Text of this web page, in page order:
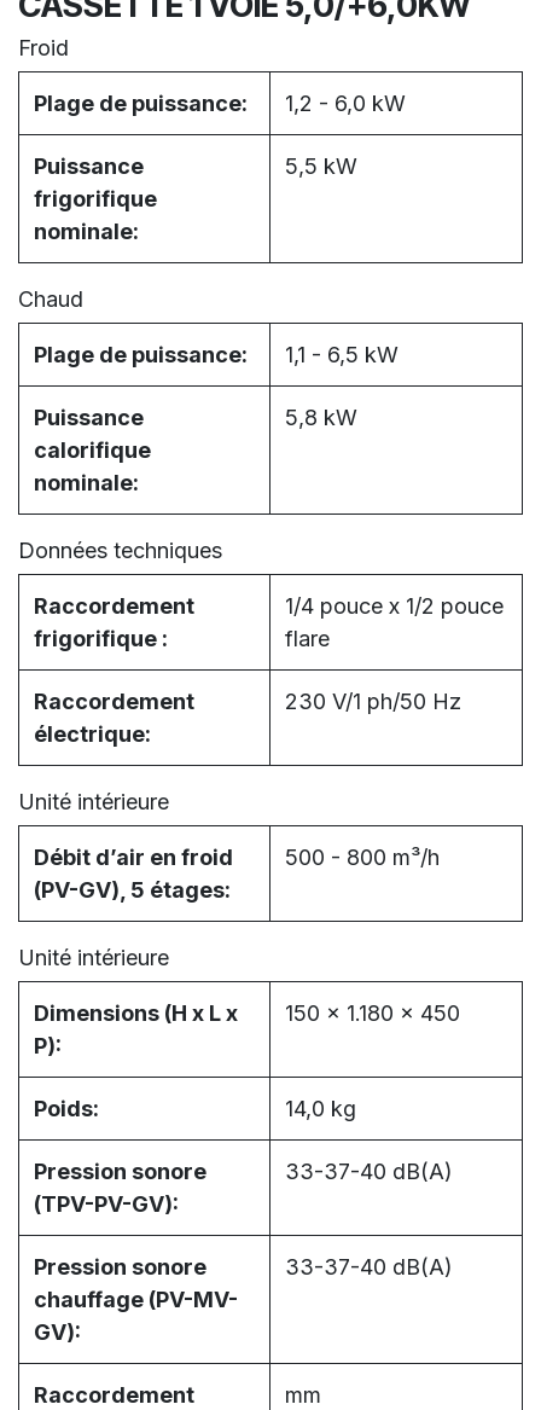
Froid
Plage de puissance: 1,2 - 6,0 kW
Puissance
frigorifique
nominale:
5,5 kW
Chaud
Plage de puissance: 1,1 - 6,5 kW
Puissance
calorifique
nominale:
5,8 kW
Données techniques
Raccordement
frigorifique :
1/4 pouce x 1/2 pouce
flare
Raccordement
électrique:
230 V/1 ph/50 Hz
Unité intérieure
Débit d’air en froid
(PV-GV), 5 étages:
500 - 800 m³/h
Unité intérieure
Dimensions (H x L x
P):
150 x 1.180 x 450
Poids: 14,0 kg
Pression sonore
(TPV-PV-GV):
33-37-40 dB(A)
Pression sonore
chauffage (PV-MV-
GV):
33-37-40 dB(A)
Raccordement
mm